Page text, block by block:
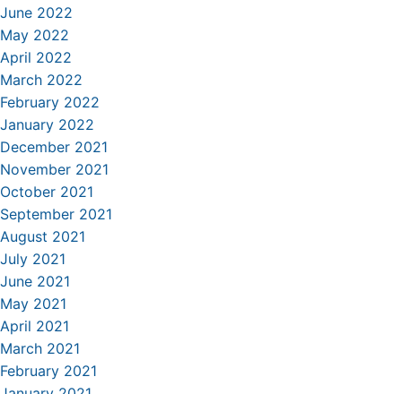
June 2022
May 2022
April 2022
March 2022
February 2022
January 2022
December 2021
November 2021
October 2021
September 2021
August 2021
July 2021
June 2021
May 2021
April 2021
March 2021
February 2021